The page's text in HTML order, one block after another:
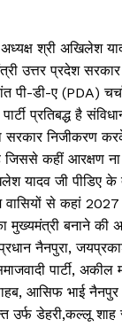
अध्यक्ष श्री अखिलेश
उत्तर प्रदेश
पी-डी-ए (PDA)
प्रतिबद्ध है
निजीकरण
जिससे कहीं आरक्षण
यादव जी
वासियों से कहां
मुख्यमंत्री बनाने की
नैनपुरा,
पार्टी, अकील
आसिफ भाई
उर्फ डेहरी,कल्लू शाह